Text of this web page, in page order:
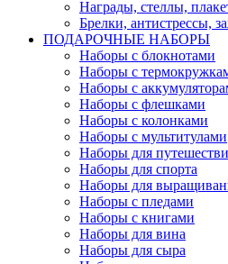
Награды, стеллы,
Брелки, антистрессы,
ПОДАРОЧНЫЕ НАБОРЫ
Наборы с блокнотами
Наборы с
Наборы с
Наборы с флешками
Наборы с колонками
Наборы с мультитулами
Наборы для
Наборы для спорта
Наборы для
Наборы с пледами
Наборы с книгами
Наборы для вина
Наборы для сыра